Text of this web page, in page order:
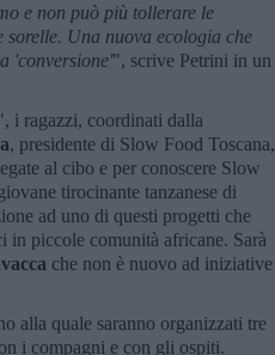
e non può più tollerare le
Una nuova ecologia che
'conversione'", scrive Petrini in un
i ragazzi, coordinati dalla
, presidente di Slow Food Toscana,
al cibo e per conoscere Slow
tirocinante tanzanese di
ad uno di questi progetti che
in piccole comunità africane. Sarà
che non è nuovo ad iniziative
alla quale saranno organizzati tre
i compagni e con gli ospiti.